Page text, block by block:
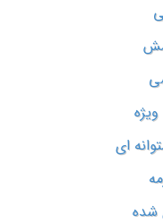
ای
شده